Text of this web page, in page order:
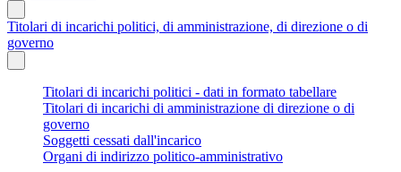
Titolari di incarichi politici, di amministrazione, di direzione o di
governo
Titolari di incarichi politici - dati in formato tabellare
Titolari di incarichi di amministrazione di direzione o di
governo
Soggetti cessati dall'incarico
Organi di indirizzo politico-amministrativo